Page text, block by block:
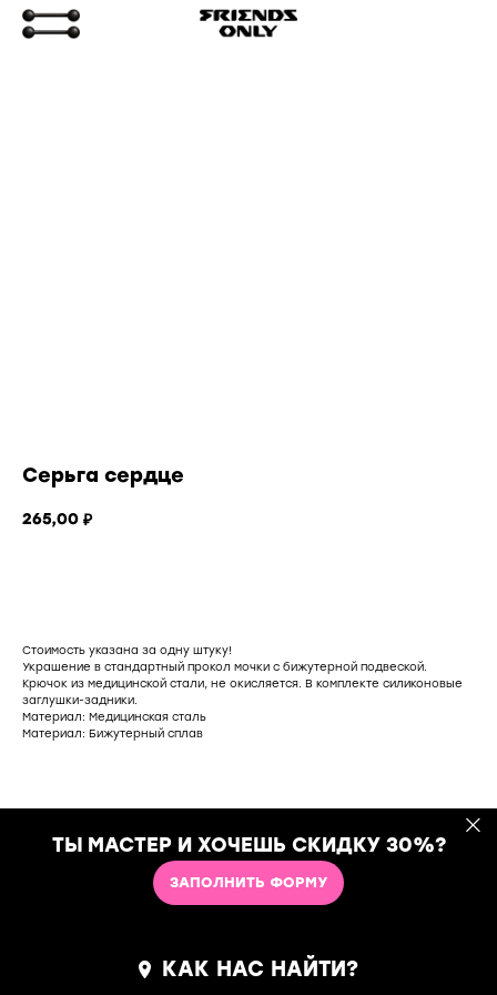
Серьга сердце
265,00 ₽
Стоимость указана за одну штуку!
Украшение в стандартный прокол мочки с бижутерной подвеской.
Крючок из медицинской стали, не окисляется. В комплекте силиконовые
заглушки-задники.
Материал: Медицинская сталь
Материал: Бижутерный сплав
ТЫ МАСТЕР И ХОЧЕШЬ СКИДКУ 30%?
ЗАПОЛНИТЬ ФОРМУ
КАК НАС НАЙТИ?